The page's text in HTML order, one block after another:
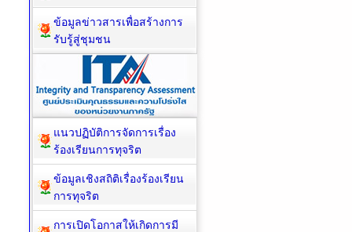
ข้อมูลข่าวสารเพื่อสร้างการ
รับรู้สู่ชุมชน
แนวปฏิบัติการจัดการเรื่อง
ร้องเรียนการทุจริต
ข้อมูลเชิงสถิติเรื่องร้องเรียน
การทุจริต
การเปิดโอกาสให้เกิดการมี